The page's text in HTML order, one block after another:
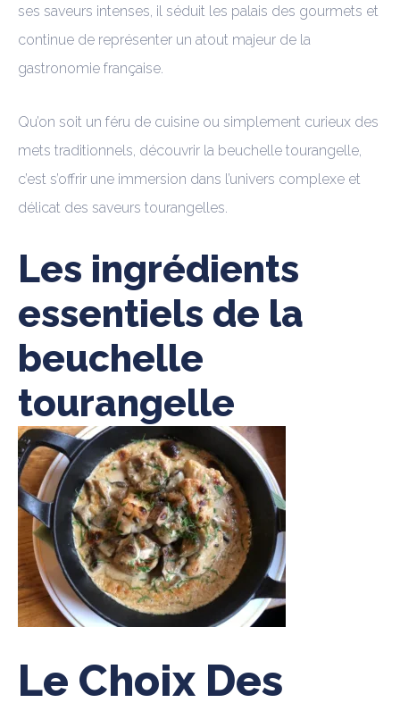
ses saveurs intenses, il séduit les palais des gourmets et
continue de représenter un atout majeur de la
gastronomie française.
Qu’on soit un féru de cuisine ou simplement curieux des
mets traditionnels, découvrir la beuchelle tourangelle,
c’est s’offrir une immersion dans l’univers complexe et
délicat des saveurs tourangelles.
Les ingrédients
essentiels de la
beuchelle
tourangelle
Le Choix Des